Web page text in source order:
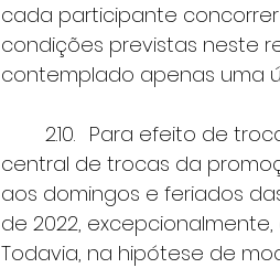
cada participante
condições previstas neste
contemplado apenas uma
central de trocas da
aos domingos e feriados
de 2022,
Todavia, na hipótese de